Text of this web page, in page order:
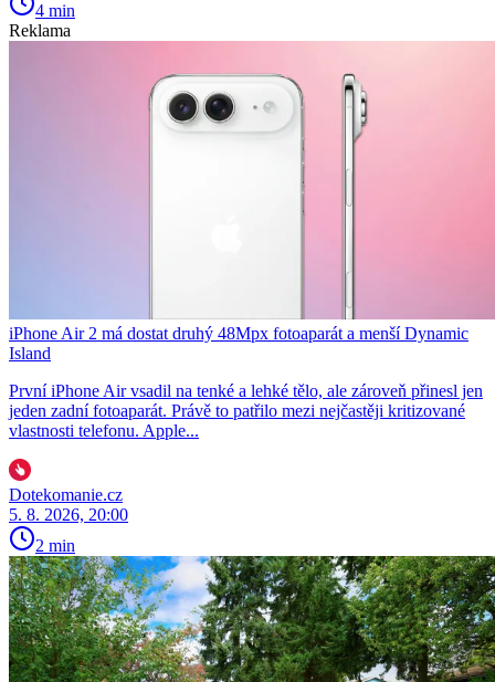
4 min
Reklama
iPhone Air 2 má dostat druhý 48Mpx fotoaparát a menší Dynamic
Island
První iPhone Air vsadil na tenké a lehké tělo, ale zároveň přinesl jen
jeden zadní fotoaparát. Právě to patřilo mezi nejčastěji kritizované
vlastnosti telefonu. Apple...
Dotekomanie.cz
5. 8. 2026, 20:00
2 min